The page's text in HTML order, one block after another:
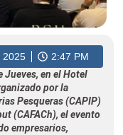
2025
2:47 PM
Jueves, en el Hotel
por la
Pesqueras (CAPIP)
(CAFACh), el evento
empresarios,